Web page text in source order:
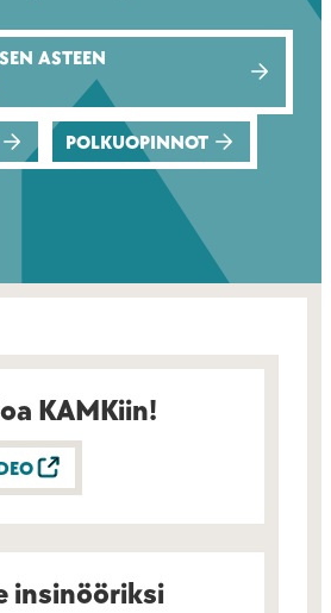
ASTEEN
POLKUOPINNOT
KAMKiin!
insinööriksi